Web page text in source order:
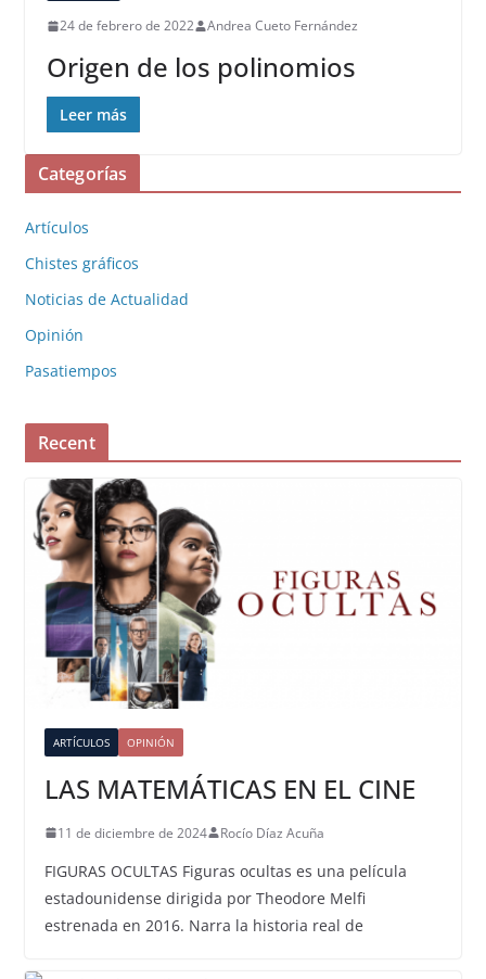
24 de febrero de 2022 Andrea Cueto Fernández
Origen de los polinomios
Leer más
Categorías
Artículos
Chistes gráficos
Noticias de Actualidad
Opinión
Pasatiempos
Recent
ARTÍCULOS OPINIÓN
LAS MATEMÁTICAS EN EL CINE
11 de diciembre de 2024 Rocío Díaz Acuña
FIGURAS OCULTAS Figuras ocultas es una película
estadounidense dirigida por Theodore Melfi
estrenada en 2016. Narra la historia real de